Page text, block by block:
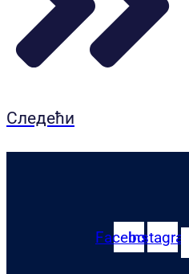
Следећи
Facebook
Instagram